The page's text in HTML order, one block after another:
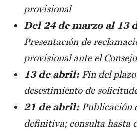
provisional
Del 24 de marzo al 13
Presentación de
provisional ante el
13 de abril: Fin del
desestimiento de
21 de abril: Publicación
definitiva; consulta hasta